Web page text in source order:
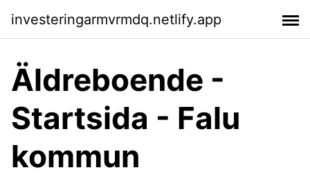
investeringarmvrmdq.netlify.app
Äldreboende -
Startsida - Falu
kommun